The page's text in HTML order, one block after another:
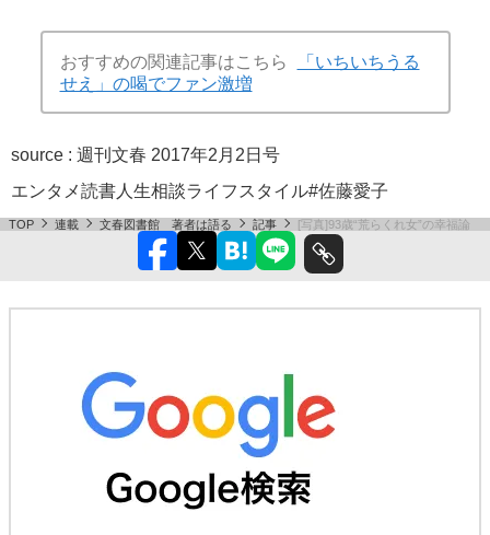
おすすめの関連記事はこちら
「いちいちうる
せえ」の喝でファン激増
source : 週刊文春 2017年2月2日号
エンタメ読書 人生相談ライフスタイル#佐藤愛子
TOP 連載 文春図書館 著者は語る 記事 [写真]93歳“荒らくれ女”の幸福論